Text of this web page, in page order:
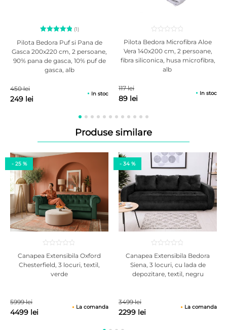
Evaluat la
5.00din
5 pe baza
unei
singure
evaluări
(1)
Pilota Bedora Puf si Pana de
Gasca 200x220 cm, 2 persoane,
90% pana de gasca, 10% puf de
gasca, alb
450 lei
249 lei
In stoc
Pilota Bedora Microfibra Aloe
Vera 140x200 cm, 2 persoane,
fibra siliconica, husa microfibra,
alb
117 lei
89 lei
In stoc
Produse similare
- 25 %
Canapea Extensibila Oxford
Chesterfield, 3 locuri, textil,
verde
5999 lei
4499 lei
La comanda
- 34 %
Canapea Extensibila Bedora
Siena, 3 locuri, cu lada de
depozitare, textil, negru
3499 lei
2299 lei
La comanda